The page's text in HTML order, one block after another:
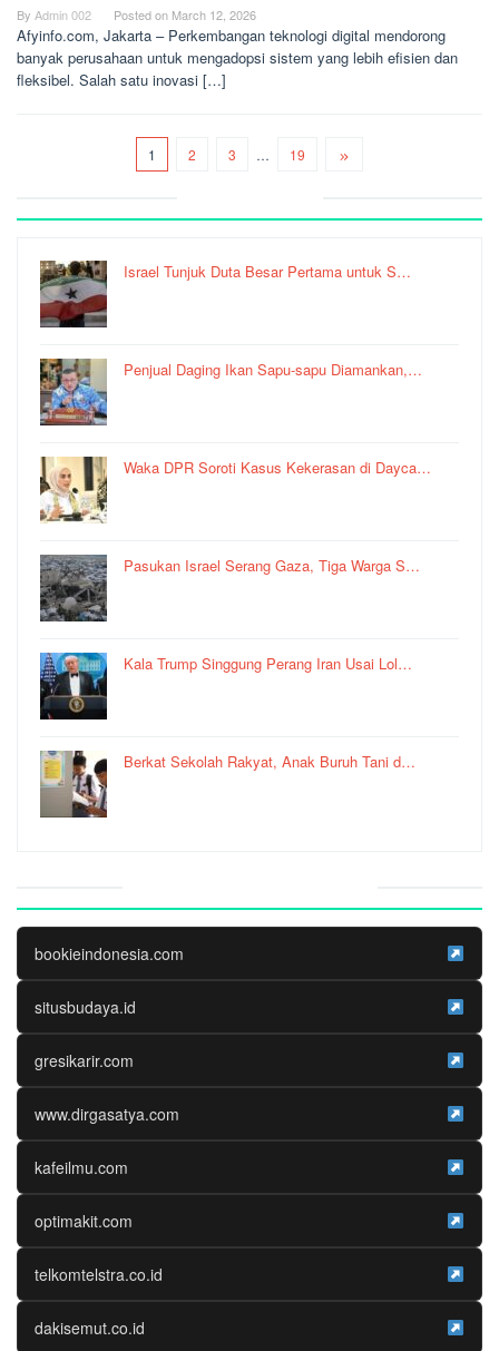
By Admin 002 Posted on March 12, 2026
Afyinfo.com, Jakarta – Perkembangan teknologi digital mendorong
banyak perusahaan untuk mengadopsi sistem yang lebih efisien dan
fleksibel. Salah satu inovasi […]
1 2 3 … 19
Israel Tunjuk Duta Besar Pertama untuk S…
Penjual Daging Ikan Sapu-sapu Diamankan,…
Waka DPR Soroti Kasus Kekerasan di Dayca…
Pasukan Israel Serang Gaza, Tiga Warga S…
Kala Trump Singgung Perang Iran Usai Lol…
Berkat Sekolah Rakyat, Anak Buruh Tani d…
bookieindonesia.com
situsbudaya.id
gresikarir.com
www.dirgasatya.com
kafeilmu.com
optimakit.com
telkomtelstra.co.id
dakisemut.co.id